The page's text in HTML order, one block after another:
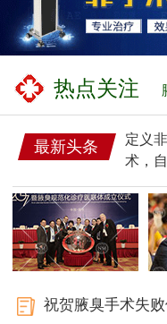
热点关注
最新头条
定义
术，
祝贺腋臭手术失